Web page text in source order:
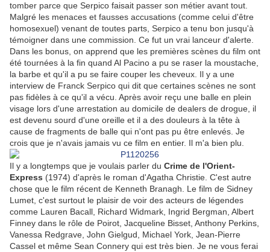
tomber parce que Serpico faisait passer son métier avant tout.
Malgré les menaces et fausses accusations (comme celui d'être
homosexuel) venant de toutes parts, Serpico a tenu bon jusqu'à
témoigner dans une commission. Ce fut un vrai lanceur d'alerte.
Dans les bonus, on apprend que les premières scènes du film ont
été tournées à la fin quand Al Pacino a pu se raser la moustache,
la barbe et qu'il a pu se faire couper les cheveux. Il y a une
interview de Franck Serpico qui dit que certaines scènes ne sont
pas fidèles à ce qu'il a vécu. Après avoir reçu une balle en plein
visage lors d'une arrestation au domicile de dealers de drogue, il
est devenu sourd d'une oreille et il a des douleurs à la tête à
cause de fragments de balle qui n'ont pas pu être enlevés. Je
crois que je n'avais jamais vu ce film en entier. Il m'a bien plu.
Il y a longtemps que je voulais parler du Crime de l'Orient-
Express (1974) d'après le roman d'Agatha Christie. C'est autre
chose que le film récent de Kenneth Branagh. Le film de Sidney
Lumet, c'est surtout le plaisir de voir des acteurs de légendes
comme Lauren Bacall, Richard Widmark, Ingrid Bergman, Albert
Finney dans le rôle de Poirot, Jacqueline Bisset, Anthony Perkins,
Vanessa Redgrave, John Gielgud, Michael York, Jean-Pierre
Cassel et même Sean Connery qui est très bien. Je ne vous ferai